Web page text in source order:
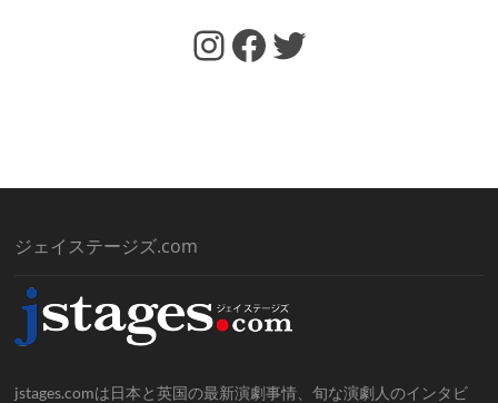
https://www.facebook.com/jstages/ Facebook Twitter
ジェイステージズ.com
jstages.comは日本と英国の最新演劇事情、旬な演劇人のインタビ